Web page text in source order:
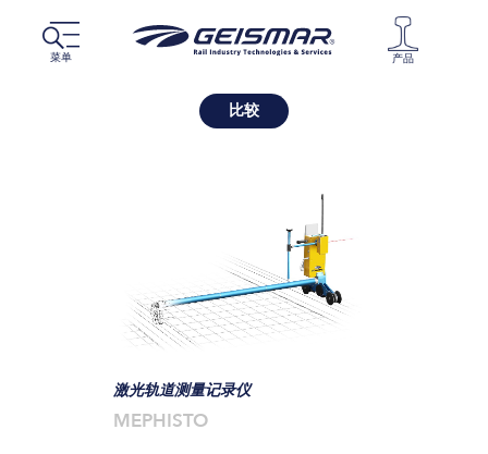
菜单 产品
比较
激光轨道测量记录仪
MEPHISTO